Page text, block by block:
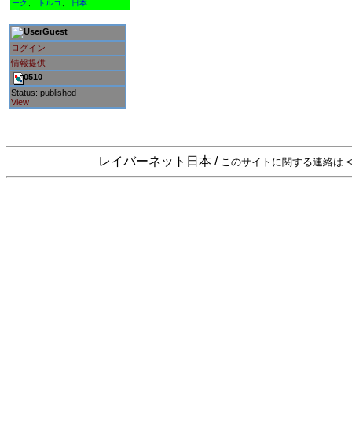
ーク
トルコ 日本
Guest
ログイン
情報提供
0510
Status: published
View
レイバーネット日本 / このサイトに関する連絡は